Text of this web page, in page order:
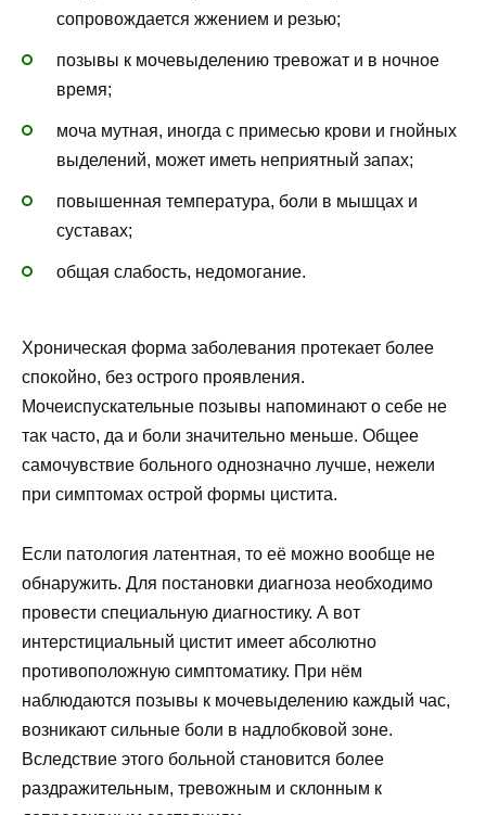
сопровождается жжением и резью;
позывы к мочевыделению тревожат и в ночное
время;
моча мутная, иногда с примесью крови и гнойных
выделений, может иметь неприятный запах;
повышенная температура, боли в мышцах и
суставах;
общая слабость, недомогание.
Хроническая форма заболевания протекает более
спокойно, без острого проявления.
Мочеиспускательные позывы напоминают о себе не
так часто, да и боли значительно меньше. Общее
самочувствие больного однозначно лучше, нежели
при симптомах острой формы цистита.
Если патология латентная, то её можно вообще не
обнаружить. Для постановки диагноза необходимо
провести специальную диагностику. А вот
интерстициальный цистит имеет абсолютно
противоположную симптоматику. При нём
наблюдаются позывы к мочевыделению каждый час,
возникают сильные боли в надлобковой зоне.
Вследствие этого больной становится более
раздражительным, тревожным и склонным к